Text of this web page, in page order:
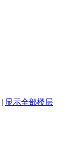
| 显示全部楼层